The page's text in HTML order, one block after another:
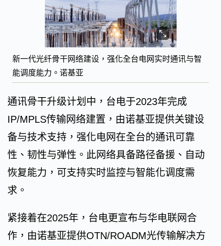
新一代光纤骨干网络建设，强化全台电网实时通讯与智
能调度能力。诺基亚
通讯骨干升级计划中，台电于2023年完成
IP/MPLS传输网络建置，由诺基亚提供关键设
备与技术支持，强化电网在全台的通讯可靠
性、韧性与弹性。此网络具备路径备援、自动
恢复能力，可支持实时监控与智能化调度需
求。
紧接着在2025年，台电更宣布与华电联网合
作，由诺基亚提供OTN/ROADM光传输解决方